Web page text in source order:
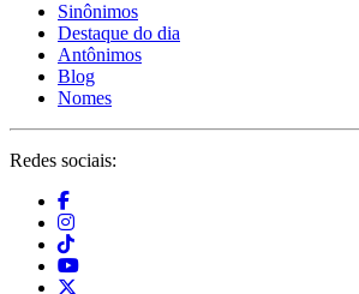
Sinônimos
Destaque do dia
Antônimos
Blog
Nomes
Redes sociais: